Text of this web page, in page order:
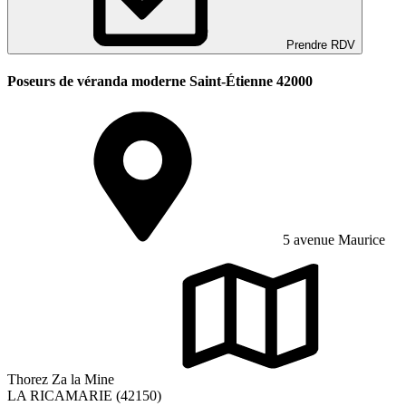
Prendre RDV
Poseurs de véranda moderne Saint-Étienne 42000
5 avenue Maurice
Thorez Za la Mine
LA RICAMARIE (42150)